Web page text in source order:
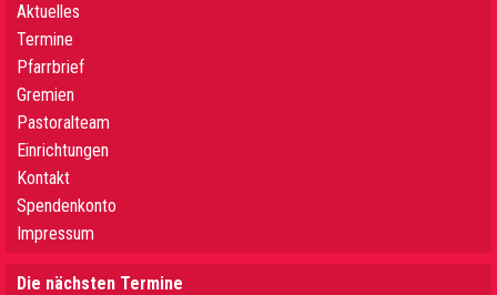
Aktuelles
Termine
Pfarrbrief
Gremien
Pastoralteam
Einrichtungen
Kontakt
Spendenkonto
Impressum
Die nächsten Termine